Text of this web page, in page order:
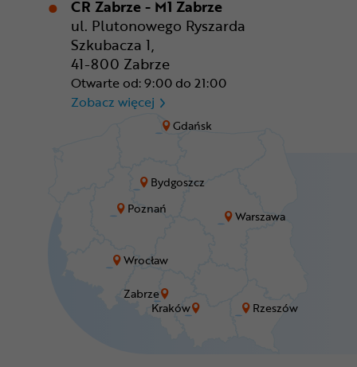
Bydgoszcz
Gdańsk
Kraków
Poznań
Rzeszów
Warszawa
Wrocław
Zabrze
CR Zabrze - M1 Zabrze
ul. Plutonowego Ryszarda
Szkubacza 1,
41-800 Zabrze
Otwarte od: 9:00 do 21:00
Zobacz więcej CR Zabrze - M1 Zabrze